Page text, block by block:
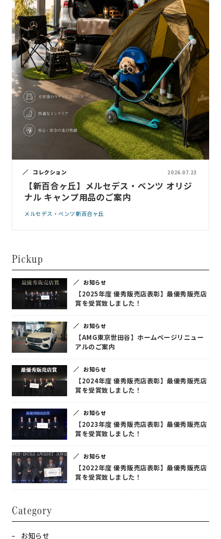
コレクション 2026.07.23
【新百合ヶ丘】メルセデス・ベンツ オリジ
ナル キャンプ用品のご案内
メルセデス・ベンツ新百合ヶ丘
Pickup
お知らせ
【2025年度 優秀販売店表彰】最優秀販売店
賞を受賞致しました！
お知らせ
【AMG東京世田谷】ホームページリニュー
アルのご案内
お知らせ
【2024年度 優秀販売店表彰】最優秀販売店
賞を受賞致しました！
お知らせ
【2023年度 優秀販売店表彰】最優秀販売店
賞を受賞致しました！
お知らせ
【2022年度 優秀販売店表彰】最優秀販売店
賞を受賞致しました！
Category
お知らせ